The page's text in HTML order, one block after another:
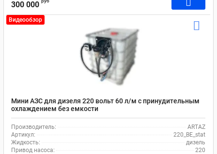
300 000
Видеообзор
Мини АЗС для дизеля 220 вольт 60 л/м с принудительным
охлаждением без емкости
Производитель:
ARTAZ
Артикул:
220_BE_stat
Жидкость:
дизель
Привод насоса:
220